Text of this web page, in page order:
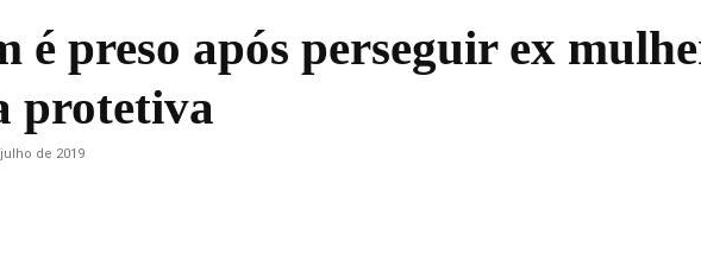
é preso após perseguir ex
protetiva
de 2019